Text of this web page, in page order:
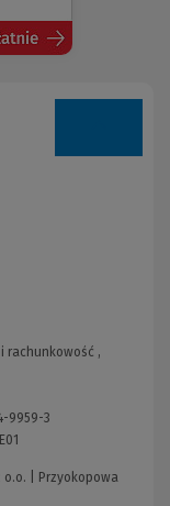
rachunkowość ,
9959-3
o.o. | Przyokopowa